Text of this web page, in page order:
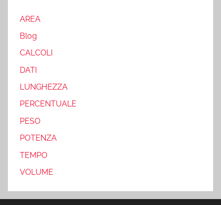
AREA
Blog
CALCOLI
DATI
LUNGHEZZA
PERCENTUALE
PESO
POTENZA
TEMPO
VOLUME